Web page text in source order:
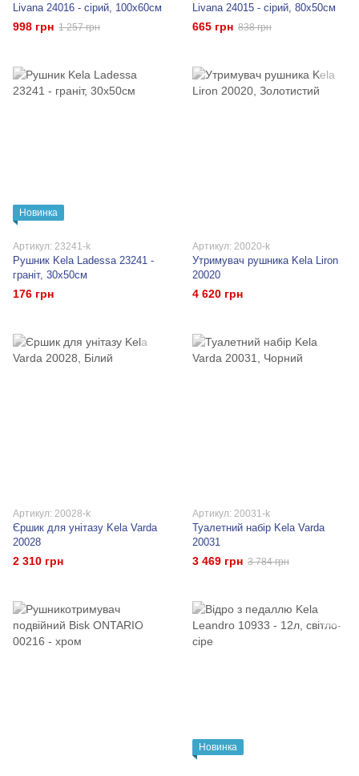
Livana 24016 - сірий, 100х60см
998 грн 1 257 грн
Livana 24015 - сірий, 80х50см
665 грн 838 грн
Новинка
Артикул: 23241-k
Рушник Kela Ladessa 23241 -
граніт, 30x50см
176 грн
Артикул: 20020-k
Утримувач рушника Kela Liron
20020
4 620 грн
Артикул: 20028-k
Єршик для унітазу Kela Varda
20028
2 310 грн
Артикул: 20031-k
Туалетний набір Kela Varda
20031
3 469 грн 3 784 грн
Новинка